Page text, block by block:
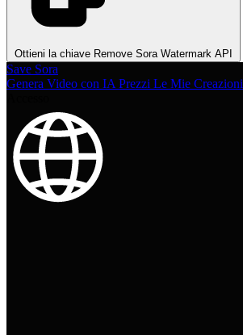
Ottieni la chiave Remove Sora Watermark API
Save Sora
Genera Video con IA Prezzi Le Mie Creazioni